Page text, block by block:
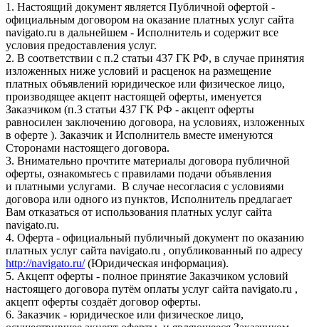
1. Настоящий документ является Публичной офертой -
официальным договором на оказание платных услуг сайта
navigato.ru в дальнейшем - Исполнитель и содержит все
условия предоставления услуг.
2. В соответствии с п.2 статьи 437 ГК РФ, в случае принятия
изложенных ниже условий и расценок на размещение
платных объявлений юридическое или физическое лицо,
производящее акцепт настоящей оферты, именуется
Заказчиком (п.3 статьи 437 ГК РФ - акцепт оферты
равносилен заключению договора, на условиях, изложенных
в оферте ). Заказчик и Исполнитель вместе именуются
Сторонами настоящего договора.
3. Внимательно прочтите материалы договора публичной
оферты, ознакомьтесь с правилами подачи объявления
и платными услугами. В случае несогласия с условиями
договора или одного из пунктов, Исполнитель предлагает
Вам отказаться от использования платных услуг сайта
navigato.ru.
4. Оферта - официальный публичный документ по оказанию
платных услуг сайта navigato.ru , опубликованный по адресу
http://navigato.ru/(Юридическая информация).
5. Акцепт оферты - полное принятие Заказчиком условий
настоящего договора путём оплаты услуг сайта navigato.ru ,
акцепт оферты создаёт договор оферты.
6. Заказчик - юридическое или физическое лицо,